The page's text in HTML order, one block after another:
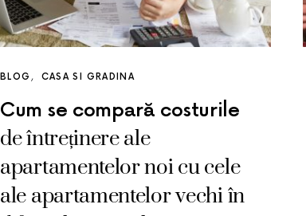
BLOG CASA SI GRADINA
Cum se compară costurile
de întreținere ale
apartamentelor noi cu cele
ale apartamentelor vechi în